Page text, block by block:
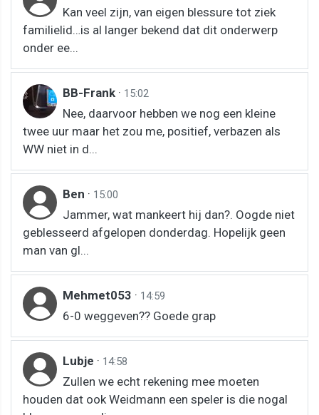
Kan veel zijn, van eigen blessure tot ziek
familielid…is al langer bekend dat dit onderwerp
onder ee...
BB-Frank · 15:02
Nee, daarvoor hebben we nog een kleine
twee uur maar het zou me, positief, verbazen als
WW niet in d...
Ben · 15:00
Jammer, wat mankeert hij dan?. Oogde niet
geblesseerd afgelopen donderdag. Hopelijk geen
man van gl...
Mehmet053 · 14:59
6-0 weggeven?? Goede grap
Lubje · 14:58
Zullen we echt rekening mee moeten
houden dat ook Weidmann een speler is die nogal